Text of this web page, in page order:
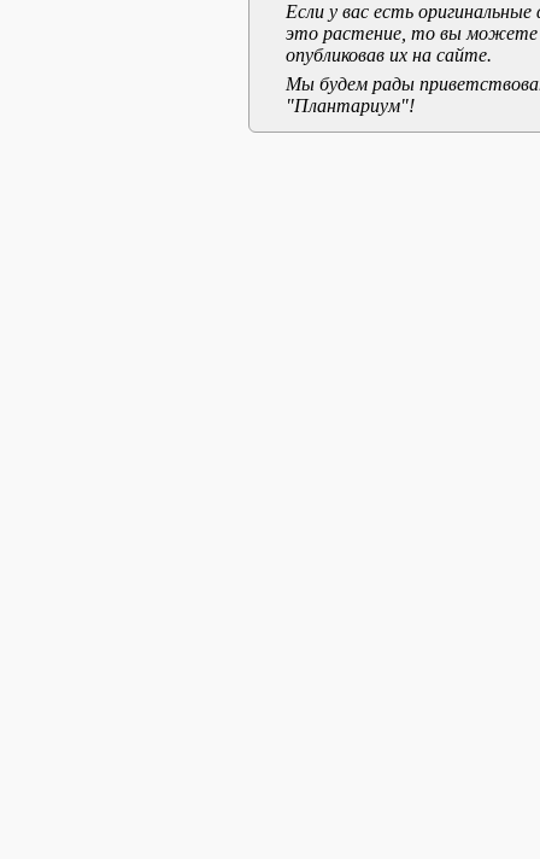
Если у вас есть
это растение, то вы можете
опубликовав их на сайте.
Мы будем рады
"Плантариум"!